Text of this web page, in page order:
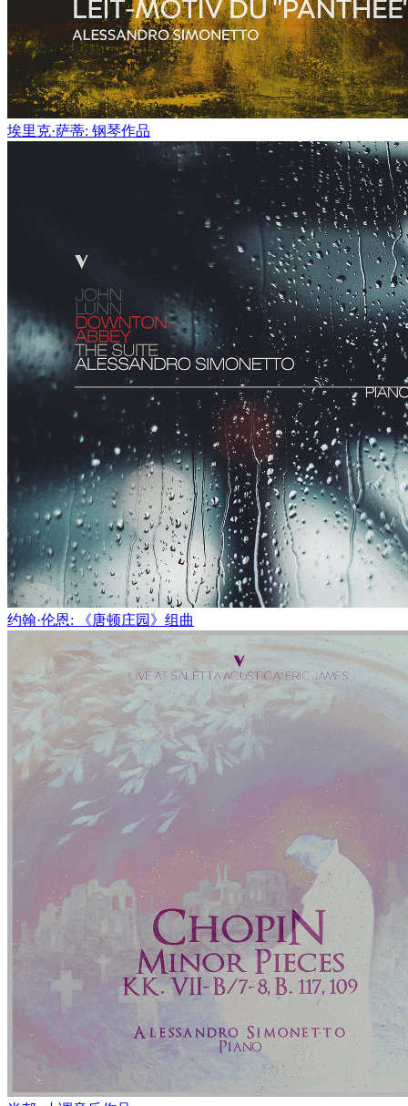
埃里克·萨蒂: 钢琴作品
约翰·伦恩: 《唐顿庄园》组曲